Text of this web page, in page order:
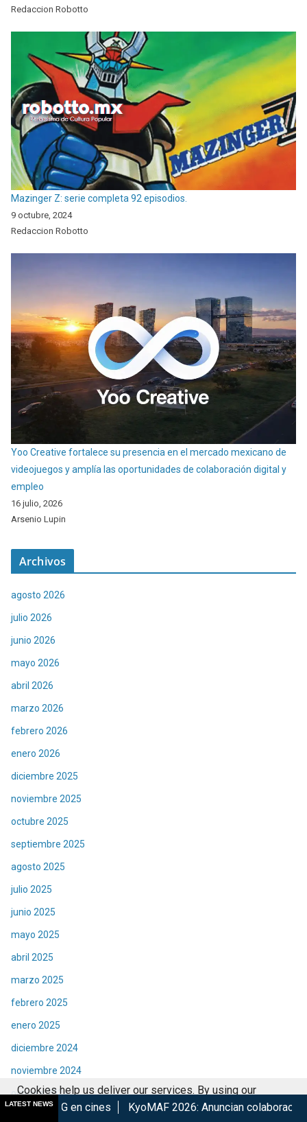
Redaccion Robotto
Mazinger Z: serie completa 92 episodios.
9 octubre, 2024
Redaccion Robotto
Yoo Creative fortalece su presencia en el mercado mexicano de
videojuegos y amplía las oportunidades de colaboración digital y
empleo
16 julio, 2026
Arsenio Lupin
Archivos
agosto 2026
julio 2026
junio 2026
mayo 2026
abril 2026
marzo 2026
febrero 2026
enero 2026
diciembre 2025
noviembre 2025
octubre 2025
septiembre 2025
agosto 2025
julio 2025
junio 2025
mayo 2025
abril 2025
marzo 2025
febrero 2025
enero 2025
diciembre 2024
noviembre 2024
octubre 2024
LATEST NEWSKyoMAF 2026: Anuncian colaboraciones y actividades
Cookies help us deliver our services. By using our
services, you agree to our use of cookies.
Got it